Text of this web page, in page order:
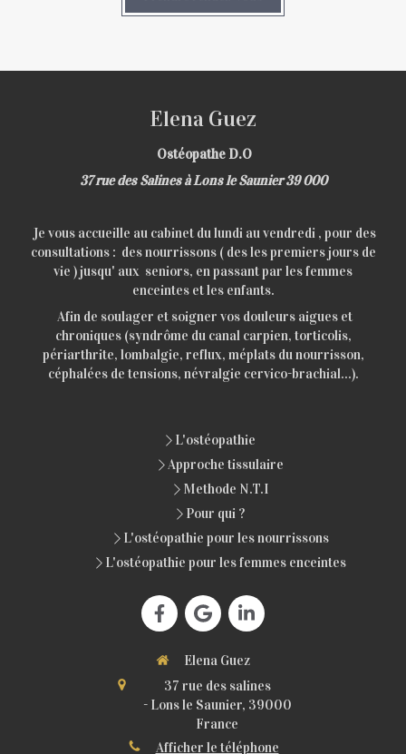
Elena Guez
Ostéopathe D.O
37 rue des Salines à Lons le Saunier 39 000
Je vous accueille au cabinet du lundi au vendredi , pour des
consultations : des nourrissons ( des les premiers jours de
vie ) jusqu' aux seniors, en passant par les femmes
enceintes et les enfants.
Afin de soulager et soigner vos douleurs aigues et
chroniques (syndrôme du canal carpien, torticolis,
périarthrite, lombalgie, reflux, méplats du nourrisson,
céphalées de tensions, névralgie cervico-brachial...).
L'ostéopathie
Approche tissulaire
Methode N.T.I
Pour qui ?
L'ostéopathie pour les nourrissons
L'ostéopathie pour les femmes enceintes
Elena Guez
37 rue des salines
- Lons le Saunier, 39000
France
Afficher le téléphone